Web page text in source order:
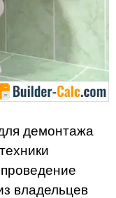
демонтажа
владельцев